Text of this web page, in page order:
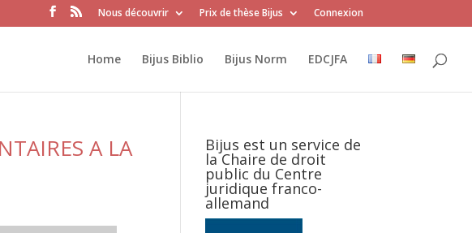
Nous découvrir Prix de thèse Bijus Connexion
Home Bijus Biblio Bijus Norm EDCJFA
A LA Bijus est un service de
la Chaire de droit
public du Centre
juridique franco-
allemand